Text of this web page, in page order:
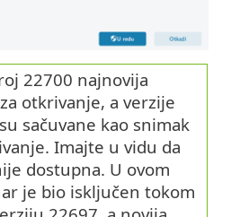
22700 najnovija
otkrivanje, a verzije
sačuvane kao snimak
Imajte u vidu da
dostupna. U ovom
je bio isključen tokom